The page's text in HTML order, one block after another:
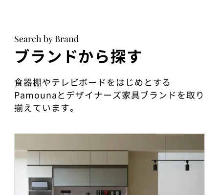
Search by Brand
ブランドから探す
食器棚やテレビボードをはじめとする
Pamounaとデザイナーズ家具ブランドを取り
揃えています。